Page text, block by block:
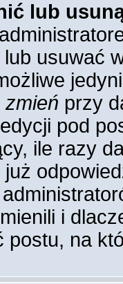
lub
usuwać
zmień przy
pod
ile razy
i
postu, na